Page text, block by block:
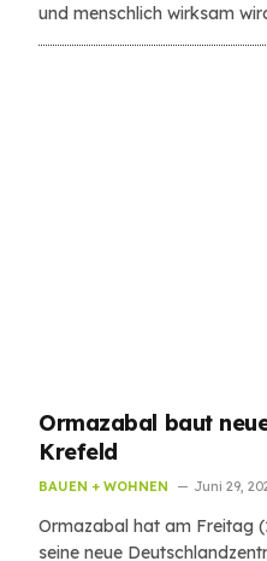
und menschlich wirksam
Ormazabal baut
Krefeld
BAUEN + WOHNEN Juni 29,
Ormazabal hat am Freitag
seine neue